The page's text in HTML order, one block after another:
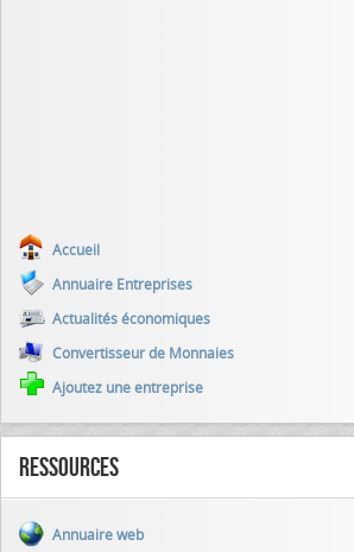
Accueil
Annuaire Entreprises
Actualités économiques
Convertisseur de Monnaies
Ajoutez une entreprise
Ressources
Annuaire web